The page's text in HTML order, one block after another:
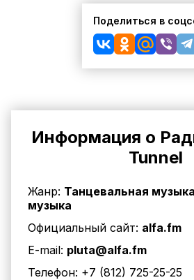
Поделиться в
Информация о
Tunnel
Жанр: Танцевальная музыка
музыка
Официальный сайт: alfa.fm
E-mail: pluta@alfa.fm
Телефон: +7 (812) 725-25-25